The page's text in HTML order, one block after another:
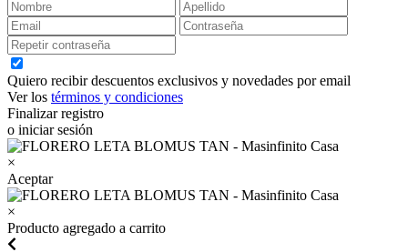
Quiero recibir descuentos exclusivos y novedades por email
Ver los términos y condiciones
Finalizar registro
o iniciar sesión
×
Aceptar
×
Producto agregado a carrito